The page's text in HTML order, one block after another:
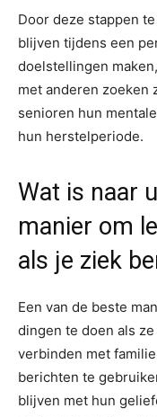
Door deze stappen
blijven tijdens een
doelstellingen
met anderen zoeken
senioren hun
hun herstelperiode.
Wat is naar
manier om
als je ziek
Een van de beste
dingen te doen als
verbinden met
berichten te
blijven met hun